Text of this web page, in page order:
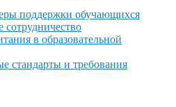
поддержки обучающихся
в образовательной
стандарты и требования